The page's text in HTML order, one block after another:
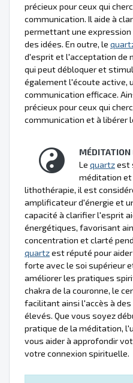
précieux pour ceux qui
communication. Il aide à
permettant une
des idées. En outre, le
d'esprit et l'acceptation de
qui peut débloquer et
également l'écoute active,
communication efficace.
précieux pour ceux qui
communication et à libérer
Le quartzest
méditation et
lithothérapie, il est
amplificateur d'énergie et
capacité à clarifier l'esprit
énergétiques, favorisant
concentration et clarté
quartzest réputé pour
forte avec le soi supérieur
améliorer les pratiques
chakra de la couronne, le
facilitant ainsi l'accès à
élevés. Que vous soyez
pratique de la méditation,
vous aider à approfondir
votre connexion spirituelle.